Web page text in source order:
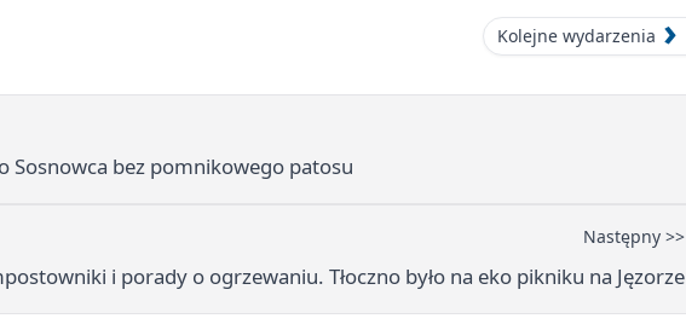
Kolejne wydarzenia
Sosnowca bez pomnikowego patosu
Następny >>
i porady o ogrzewaniu. Tłoczno było na eko pikniku na Jęzorze